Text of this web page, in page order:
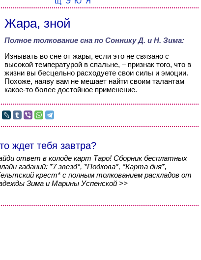
Жара, зной
Полное толкование сна по Соннику Д. и Н. Зима:
Изнывать во сне от жары, если это не связано с
высокой температурой в спальне, – признак того, что в
жизни вы бесцельно расходуете свои силы и эмоции.
Похоже, наяву вам не мешает найти своим талантам
какое-то более достойное применение.
ждет тебя завтра?
ответ в колоде карт Таро! Сборник бесплатных
гаданий: *7 звезд*, *Подкова*, *Карта дня*,
крест* с полным толкованием раскладов от
Зима и Марины Успенской >>